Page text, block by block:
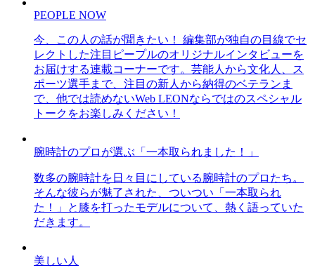
PEOPLE NOW
今、この人の話が聞きたい！ 編集部が独自の目線でセ
レクトした注目ピープルのオリジナルインタビューを
お届けする連載コーナーです。芸能人から文化人、ス
ポーツ選手まで、注目の新人から納得のベテランま
で、他では読めないWeb LEONならではのスペシャル
トークをお楽しみください！
腕時計のプロが選ぶ「一本取られました！」
数多の腕時計を日々目にしている腕時計のプロたち。
そんな彼らが魅了された、ついつい「一本取られ
た！」と膝を打ったモデルについて、熱く語っていた
だきます。
美しい人